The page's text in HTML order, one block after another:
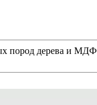
пород дерева и МДФ